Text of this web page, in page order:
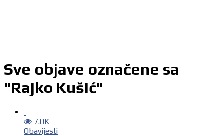
Sve objave označene sa
"Rajko Kušić"
7.0K
Obavijesti